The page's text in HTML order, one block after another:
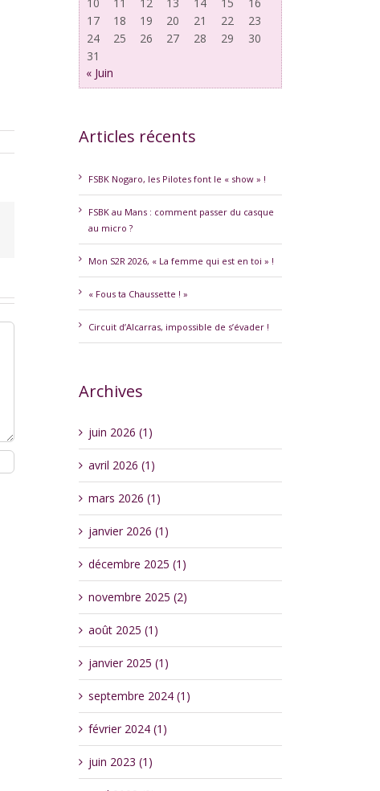
17
18 19 20 21 22
23
24
25 26 27 28 29
30
31
« Juin
Articles récents
FSBK Nogaro, les Pilotes font le « show » !
FSBK au Mans : comment passer du casque
au micro ?
Mon S2R 2026, « La femme qui est en toi » !
« Fous ta Chaussette ! »
Circuit d’Alcarras, impossible de s’évader !
Archives
juin 2026 (1)
avril 2026 (1)
mars 2026 (1)
janvier 2026 (1)
décembre 2025 (1)
novembre 2025 (2)
août 2025 (1)
janvier 2025 (1)
septembre 2024 (1)
février 2024 (1)
juin 2023 (1)